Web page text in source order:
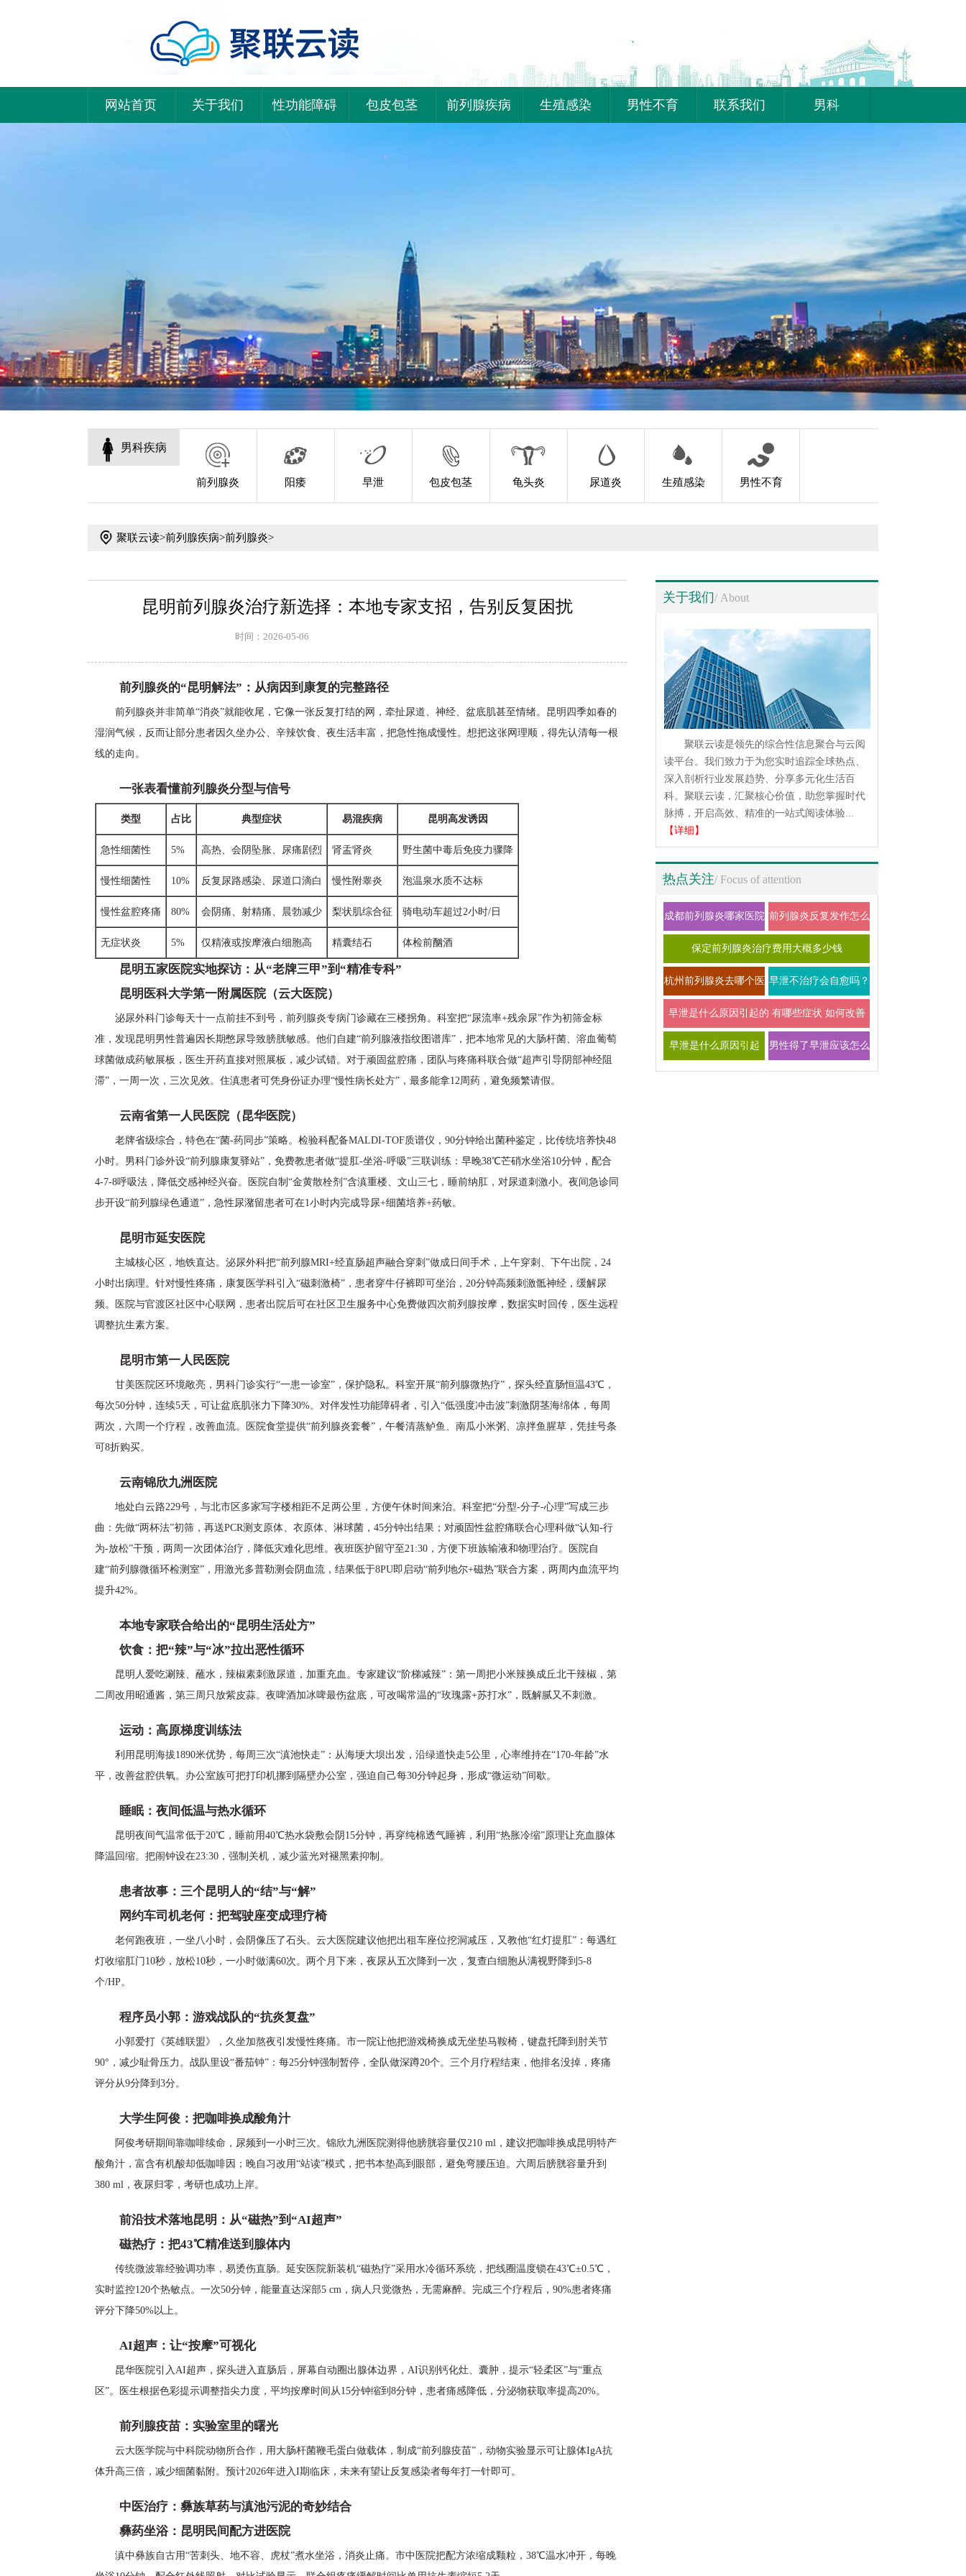
网站首页 关于我们 性功能障碍 包皮包茎 前列腺疾病 生殖感染 男性不育 联系我们 男科
男科疾病
前列腺炎 阳痿 早泄 包皮包茎 龟头炎 尿道炎 生殖感染 男性不育
聚联云读>前列腺疾病>前列腺炎>
昆明前列腺炎治疗新选择：本地专家支招，告别反复困扰
时间：2026-05-06
前列腺炎的“昆明解法”：从病因到康复的完整路径
前列腺炎并非简单“消炎”就能收尾，它像一张反复打结的网，牵扯尿道、神经、盆底肌甚至情绪。昆明四季如春的
湿润气候，反而让部分患者因久坐办公、辛辣饮食、夜生活丰富，把急性拖成慢性。想把这张网理顺，得先认清每一根
线的走向。
一张表看懂前列腺炎分型与信号
类型 占比 典型症状 易混疾病 昆明高发诱因
急性细菌性 5% 高热、会阴坠胀、尿痛剧烈 肾盂肾炎 野生菌中毒后免疫力骤降
慢性细菌性 10% 反复尿路感染、尿道口滴白 慢性附睾炎 泡温泉水质不达标
慢性盆腔疼痛 80% 会阴痛、射精痛、晨勃减少 梨状肌综合征 骑电动车超过2小时/日
无症状炎 5% 仅精液或按摩液白细胞高 精囊结石 体检前酗酒
昆明五家医院实地探访：从“老牌三甲”到“精准专科”
昆明医科大学第一附属医院（云大医院）
泌尿外科门诊每天十一点前挂不到号，前列腺炎专病门诊藏在三楼拐角。科室把“尿流率+残余尿”作为初筛金标
准，发现昆明男性普遍因长期憋尿导致膀胱敏感。他们自建“前列腺液指纹图谱库”，把本地常见的大肠杆菌、溶血葡萄
球菌做成药敏展板，医生开药直接对照展板，减少试错。对于顽固盆腔痛，团队与疼痛科联合做“超声引导阴部神经阻
滞”，一周一次，三次见效。住滇患者可凭身份证办理“慢性病长处方”，最多能拿12周药，避免频繁请假。
云南省第一人民医院（昆华医院）
老牌省级综合，特色在“菌-药同步”策略。检验科配备MALDI-TOF质谱仪，90分钟给出菌种鉴定，比传统培养快48
小时。男科门诊外设“前列腺康复驿站”，免费教患者做“提肛-坐浴-呼吸”三联训练：早晚38℃芒硝水坐浴10分钟，配合
4-7-8呼吸法，降低交感神经兴奋。医院自制“金黄散栓剂”含滇重楼、文山三七，睡前纳肛，对尿道刺激小。夜间急诊同
步开设“前列腺绿色通道”，急性尿潴留患者可在1小时内完成导尿+细菌培养+药敏。
昆明市延安医院
主城核心区，地铁直达。泌尿外科把“前列腺MRI+经直肠超声融合穿刺”做成日间手术，上午穿刺、下午出院，24
小时出病理。针对慢性疼痛，康复医学科引入“磁刺激椅”，患者穿牛仔裤即可坐治，20分钟高频刺激骶神经，缓解尿
频。医院与官渡区社区中心联网，患者出院后可在社区卫生服务中心免费做四次前列腺按摩，数据实时回传，医生远程
调整抗生素方案。
昆明市第一人民医院
甘美医院区环境敞亮，男科门诊实行“一患一诊室”，保护隐私。科室开展“前列腺微热疗”，探头经直肠恒温43℃，
每次50分钟，连续5天，可让盆底肌张力下降30%。对伴发性功能障碍者，引入“低强度冲击波”刺激阴茎海绵体，每周
两次，六周一个疗程，改善血流。医院食堂提供“前列腺炎套餐”，午餐清蒸鲈鱼、南瓜小米粥、凉拌鱼腥草，凭挂号条
可8折购买。
云南锦欣九洲医院
地处白云路229号，与北市区多家写字楼相距不足两公里，方便午休时间来治。科室把“分型-分子-心理”写成三步
曲：先做“两杯法”初筛，再送PCR测支原体、衣原体、淋球菌，45分钟出结果；对顽固性盆腔痛联合心理科做“认知-行
为-放松”干预，两周一次团体治疗，降低灾难化思维。夜班医护留守至21:30，方便下班族输液和物理治疗。医院自
建“前列腺微循环检测室”，用激光多普勒测会阴血流，结果低于8PU即启动“前列地尔+磁热”联合方案，两周内血流平均
提升42%。
本地专家联合给出的“昆明生活处方”
饮食：把“辣”与“冰”拉出恶性循环
昆明人爱吃涮辣、蘸水，辣椒素刺激尿道，加重充血。专家建议“阶梯减辣”：第一周把小米辣换成丘北干辣椒，第
二周改用昭通酱，第三周只放紫皮蒜。夜啤酒加冰啤最伤盆底，可改喝常温的“玫瑰露+苏打水”，既解腻又不刺激。
运动：高原梯度训练法
利用昆明海拔1890米优势，每周三次“滇池快走”：从海埂大坝出发，沿绿道快走5公里，心率维持在“170-年龄”水
平，改善盆腔供氧。办公室族可把打印机挪到隔壁办公室，强迫自己每30分钟起身，形成“微运动”间歇。
睡眠：夜间低温与热水循环
昆明夜间气温常低于20℃，睡前用40℃热水袋敷会阴15分钟，再穿纯棉透气睡裤，利用“热胀冷缩”原理让充血腺体
降温回缩。把闹钟设在23:30，强制关机，减少蓝光对褪黑素抑制。
患者故事：三个昆明人的“结”与“解”
网约车司机老何：把驾驶座变成理疗椅
老何跑夜班，一坐八小时，会阴像压了石头。云大医院建议他把出租车座位挖洞减压，又教他“红灯提肛”：每遇红
灯收缩肛门10秒，放松10秒，一小时做满60次。两个月下来，夜尿从五次降到一次，复查白细胞从满视野降到5-8
个/HP。
程序员小郭：游戏战队的“抗炎复盘”
小郭爱打《英雄联盟》，久坐加熬夜引发慢性疼痛。市一院让他把游戏椅换成无坐垫马鞍椅，键盘托降到肘关节
90°，减少耻骨压力。战队里设“番茄钟”：每25分钟强制暂停，全队做深蹲20个。三个月疗程结束，他排名没掉，疼痛
评分从9分降到3分。
大学生阿俊：把咖啡换成酸角汁
阿俊考研期间靠咖啡续命，尿频到一小时三次。锦欣九洲医院测得他膀胱容量仅210 ml，建议把咖啡换成昆明特产
酸角汁，富含有机酸却低咖啡因；晚自习改用“站读”模式，把书本垫高到眼部，避免弯腰压迫。六周后膀胱容量升到
380 ml，夜尿归零，考研也成功上岸。
前沿技术落地昆明：从“磁热”到“AI超声”
磁热疗：把43℃精准送到腺体内
传统微波靠经验调功率，易烫伤直肠。延安医院新装机“磁热疗”采用水冷循环系统，把线圈温度锁在43℃±0.5℃，
实时监控120个热敏点。一次50分钟，能量直达深部5 cm，病人只觉微热，无需麻醉。完成三个疗程后，90%患者疼痛
评分下降50%以上。
AI超声：让“按摩”可视化
昆华医院引入AI超声，探头进入直肠后，屏幕自动圈出腺体边界，AI识别钙化灶、囊肿，提示“轻柔区”与“重点
区”。医生根据色彩提示调整指尖力度，平均按摩时间从15分钟缩到8分钟，患者痛感降低，分泌物获取率提高20%。
前列腺疫苗：实验室里的曙光
云大医学院与中科院动物所合作，用大肠杆菌鞭毛蛋白做载体，制成“前列腺疫苗”，动物实验显示可让腺体IgA抗
体升高三倍，减少细菌黏附。预计2026年进入I期临床，未来有望让反复感染者每年打一针即可。
中医治疗：彝族草药与滇池污泥的奇妙结合
彝药坐浴：昆明民间配方进医院
滇中彝族自古用“苦刺头、地不容、虎杖”煮水坐浴，消炎止痛。市中医院把配方浓缩成颗粒，38℃温水冲开，每晚
关于我们/ About
聚联云读是领先的综合性信息聚合与云阅
读平台。我们致力于为您实时追踪全球热点、
深入剖析行业发展趋势、分享多元化生活百
科。聚联云读，汇聚核心价值，助您掌握时代
脉搏，开启高效、精准的一站式阅读体验...
【详细】
热点关注/ Focus of attention
成都前列腺炎哪家医院
好2026年男性专科诊疗
指南
前列腺炎反复发作怎么
办？2026科学治疗与日
常预防全解析
保定前列腺炎治疗费用大概多少钱
杭州前列腺炎去哪个医
院看比较好
早泄不治疗会自愈吗？
影响及恢复可能性说明
早泄是什么原因引起的 有哪些症状 如何改善
早泄是什么原因引起
的？最新医学解释
男性得了早泄应该怎么
办